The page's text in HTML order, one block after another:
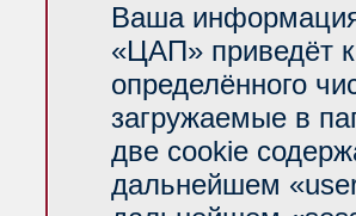
Ваша
«ЦАП» приведёт
определённого
загружаемые в
две cookie
дальнейшем